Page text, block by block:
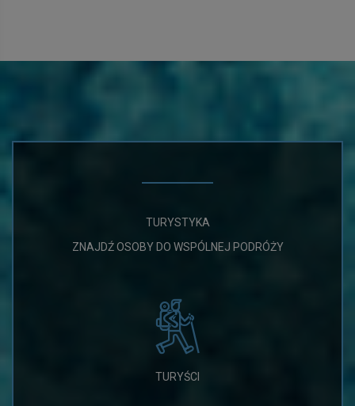
TURYSTYKA
ZNAJDŹ OSOBY DO WSPÓLNEJ PODRÓŻY
TURYŚCI